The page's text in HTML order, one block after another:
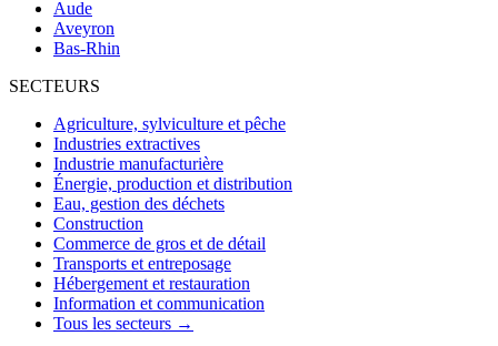
Aude
Aveyron
Bas-Rhin
SECTEURS
Agriculture, sylviculture et pêche
Industries extractives
Industrie manufacturière
Énergie, production et distribution
Eau, gestion des déchets
Construction
Commerce de gros et de détail
Transports et entreposage
Hébergement et restauration
Information et communication
Tous les secteurs →